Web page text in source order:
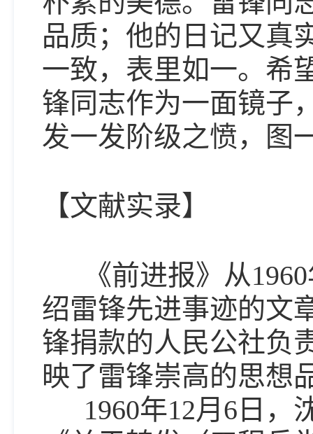
品质；他的日记又真
一致，表里如一。希
锋同志作为一面镜子
发一发阶级之愤，图
【文献实录】
《前进报》从1960
绍雷锋先进事迹的文
锋捐款的人民公社负
映了雷锋崇高的思想
1960年12月6日，